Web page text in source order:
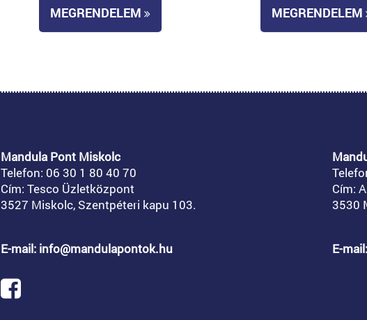
MEGRENDELEM MEGRENDELEM
Mandula Pont Miskolc
Telefon: 06 30 1 80 40 70
Cím: Tesco Üzletközpont
3527 Miskolc, Szentpéteri kapu 103.
E-mail: info@mandulapontok.hu
Cím:
3530
E-